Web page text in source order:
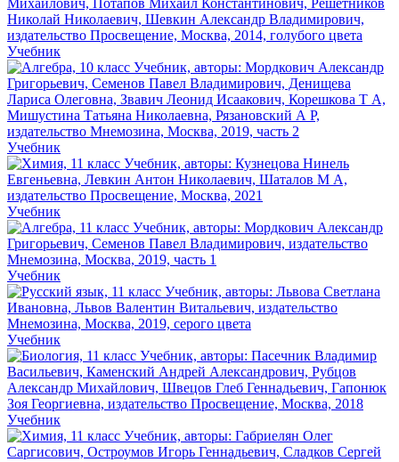
Учебник
Учебник
Учебник
Учебник
Учебник
Учебник